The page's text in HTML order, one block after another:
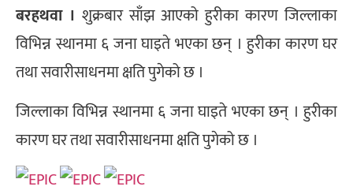
बरहथवा । शुक्रबार साँझ आएको हुरीका कारण जिल्लाका
विभिन्न स्थानमा ६ जना घाइते भएका छन् । हुरीका कारण घर
तथा सवारीसाधनमा क्षति पुगेको छ ।
जिल्लाका विभिन्न स्थानमा ६ जना घाइते भएका छन् । हुरीका
कारण घर तथा सवारीसाधनमा क्षति पुगेको छ ।